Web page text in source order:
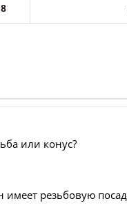
или конус?
резьбовую